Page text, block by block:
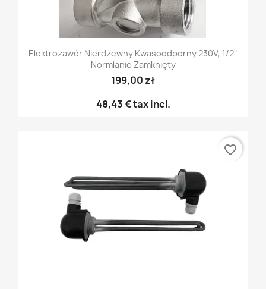
Elektrozawór Nierdzewny Kwasoodporny 230V, 1/2"
Normlanie Zamknięty
199,00 zł
48,43 €tax incl.
favorite_border